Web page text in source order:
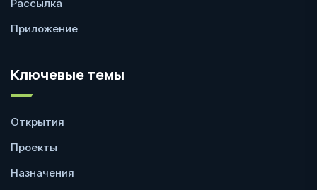
Рассылка
Приложение
Ключевые темы
Открытия
Проекты
Назначения